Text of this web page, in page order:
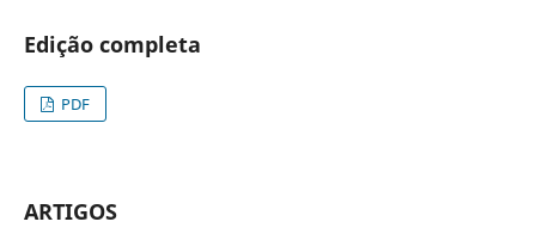
Edição completa
PDF
ARTIGOS